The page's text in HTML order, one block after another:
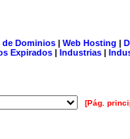
de Dominios| Web Hosting |
Expirados | Industrias |
[Pág.